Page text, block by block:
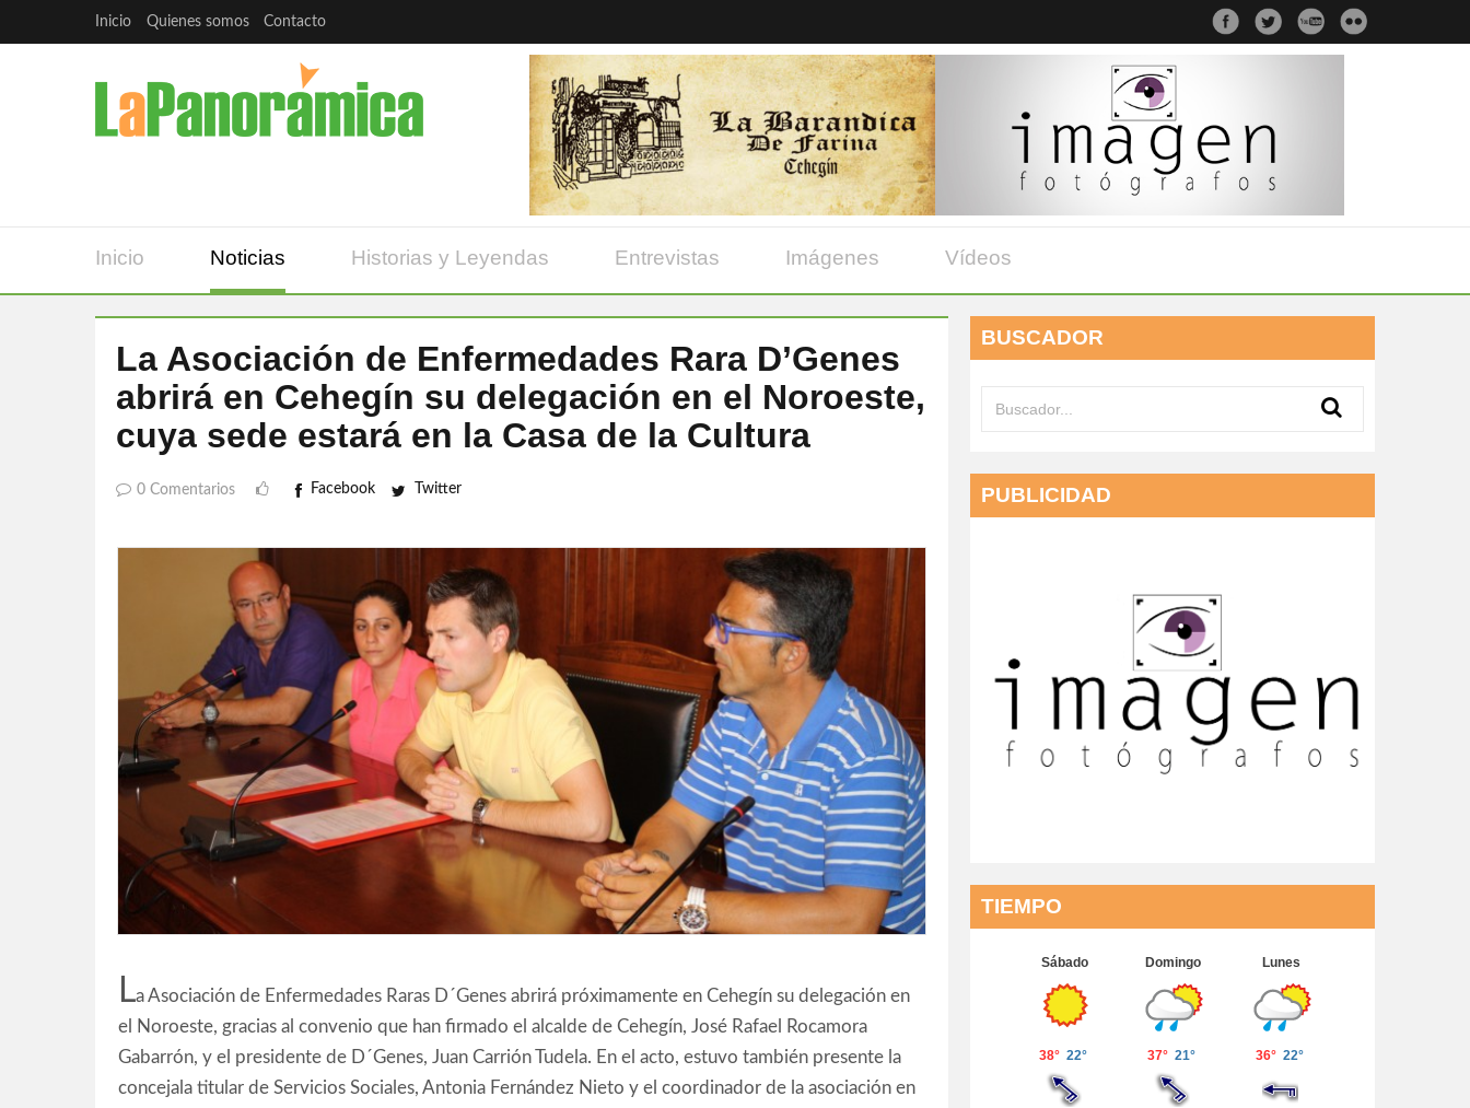
Inicio Quienes somos Contacto
Inicio Noticias Historias y Leyendas Entrevistas Imágenes Vídeos
La Asociación de Enfermedades Rara D’Genes
abrirá en Cehegín su delegación en el Noroeste,
cuya sede estará en la Casa de la Cultura
0 Comentarios Facebook Twitter
La Asociación de Enfermedades Raras D´Genes abrirá próximamente en Cehegín su delegación en
el Noroeste, gracias al convenio que han firmado el alcalde de Cehegín, José Rafael Rocamora
Gabarrón, y el presidente de D´Genes, Juan Carrión Tudela. En el acto, estuvo también presente la
concejala titular de Servicios Sociales, Antonia Fernández Nieto y el coordinador de la asociación en
BUSCADOR
PUBLICIDAD
TIEMPO